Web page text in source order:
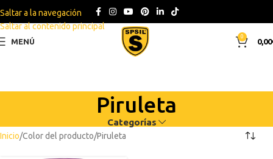
Saltar a la navegación
Saltar al contenido principal
MENÚ
0
0,00
Piruleta
Categorías
Inicio Color del producto Piruleta